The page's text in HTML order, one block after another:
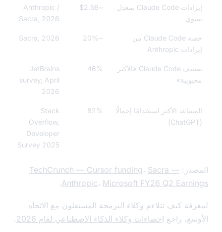
إيرادات Claude Code بمعدل
~$2.5B
Anthropic /
Sacra, 2026
حصة Claude Code من
Sacra, 2026
تصنيف Claude Code «الأكثر
46%
JetBrains
survey, April
الأكثر استخدامًا إجمالًا 82%
Overflow,
Developer
Survey 2025
TechCrunch — Cursor funding ،Sacra —
Anthropic،Microsoft FY26 Q2
.
كيف تتلاءم وكلاء البرمجة المستقلون مع الاتجاه
راجعإحصاءات وكلاء الذكاء الاصطناعي لعام 2026 .